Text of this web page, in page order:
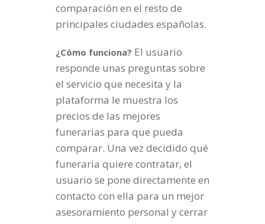
comparación en el resto de
principales ciudades españolas.
¿Cómo funciona? El usuario
responde unas preguntas sobre
el servicio que necesita y la
plataforma le muestra los
precios de las mejores
funerarias para que pueda
comparar. Una vez decidido qué
funeraria quiere contratar, el
usuario se pone directamente en
contacto con ella para un mejor
asesoramiento personal y cerrar